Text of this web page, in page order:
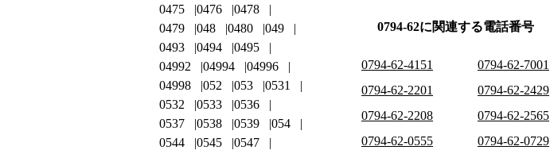
0794-62に関連する電話番号
0794-62-4151 0794-62-7001
0794-62-2201
0794-62-2429
0794-62-2208
0794-62-2565
0794-62-0555
0794-62-0729
0475
0476
0478
0479
048 0480
049
0493
0494
0495
04992
04994
04996
04998
052 053
0531
0532
0533
0536
0537
0538 0539
054
0544
0545
0547